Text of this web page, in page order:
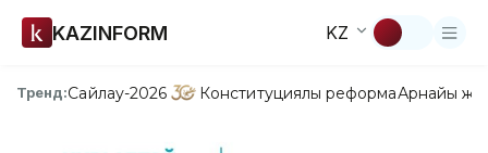
KAZINFORM KZ
Тренд:Сайлау-2026 Конституциялық реформаАрнайы